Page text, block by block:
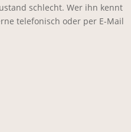
schlecht. Wer ihn kennt
telefonisch oder per E-Mail